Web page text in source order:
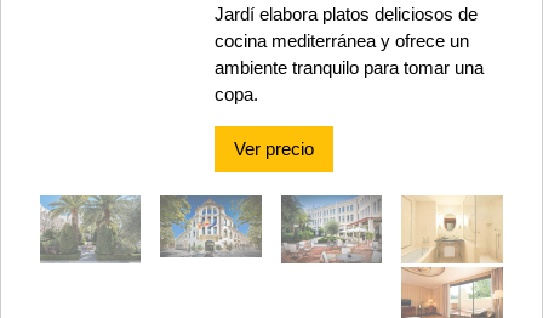
Jardí elabora platos deliciosos de
cocina mediterránea y ofrece un
ambiente tranquilo para tomar una
copa.
Ver precio